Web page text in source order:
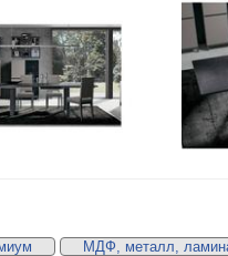
МДФ, металл,